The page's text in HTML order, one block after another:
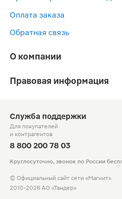
Оплата заказа
Обратная связь
О компании
Правовая информация
Служба поддержки
Для покупателей
и контрагентов
8 800 200 78 03
Круглосуточно, звонок по России
© Официальный сайт сети «Магнит».
2010-2026 АО «Тандер»